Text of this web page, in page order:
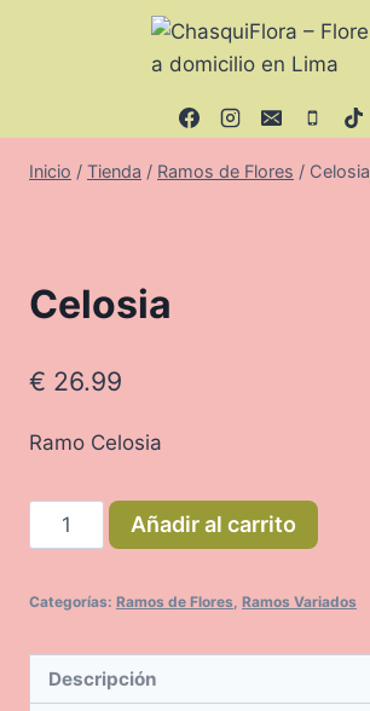
Inicio / Tienda / Ramos de Flores / Celosia
Celosia
€ 26.99
Ramo Celosia
Celosia
cantidad
Añadir al carrito
Categorías: Ramos de Flores Ramos Variados
Descripción